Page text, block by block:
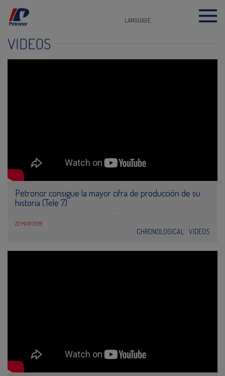
LANGUAGE
VIDEOS
Petronor consigue la mayor cifra de producción de su
historia (Tele 7)
22 MAR 2018
CHRONOLOGICAL VIDEOS